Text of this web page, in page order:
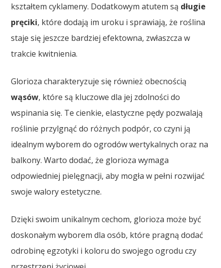
kształtem cyklameny. Dodatkowym atutem są długie
pręciki, które dodają im uroku i sprawiają, że roślina
staje się jeszcze bardziej efektowna, zwłaszcza w
trakcie kwitnienia.
Glorioza charakteryzuje się również obecnością
wąsów, które są kluczowe dla jej zdolności do
wspinania się. Te cienkie, elastyczne pędy pozwalają
roślinie przylgnąć do różnych podpór, co czyni ją
idealnym wyborem do ogrodów wertykalnych oraz na
balkony. Warto dodać, że glorioza wymaga
odpowiedniej pielęgnacji, aby mogła w pełni rozwijać
swoje walory estetyczne.
Dzięki swoim unikalnym cechom, glorioza może być
doskonałym wyborem dla osób, które pragną dodać
odrobinę egzotyki i koloru do swojego ogrodu czy